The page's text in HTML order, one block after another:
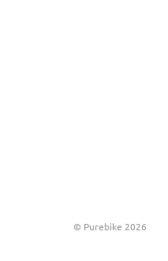
© Purebike 2026